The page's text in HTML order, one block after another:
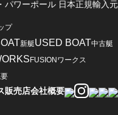
パワーポール 日本正規輸入元
プ
新艇USED BOAT中古艇
FUSIONワークス
販売店会社概要